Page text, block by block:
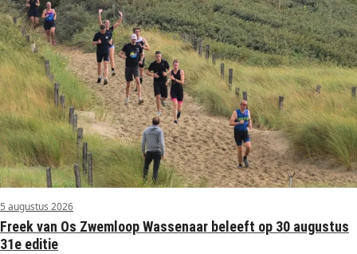
5 augustus 2026
Freek van Os Zwemloop Wassenaar beleeft op 30 augustus
31e editie